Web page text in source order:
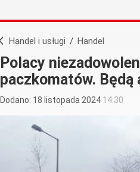
Handel i usługi / Handel
Polacy
paczkomatów. Będą
Dodano: 18 listopada 2024 14:30